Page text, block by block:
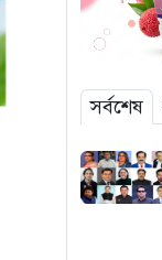
সর্বশেষ